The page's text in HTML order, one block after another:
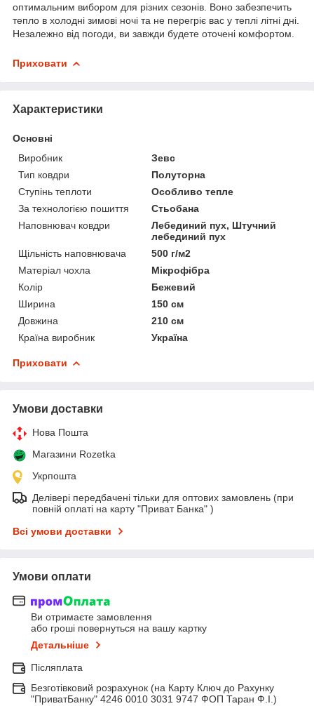
оптимальним вибором для різних сезонів. Воно забезпечить
тепло в холодні зимові ночі та не перегріє вас у теплі літні дні.
Незалежно від погоди, ви завжди будете оточені комфортом.
Приховати
Характеристики
Основні
Виробник
Зевс
Тип ковдри
Полуторна
Ступінь теплоти
Особливо тепле
За технологією пошиття
Стьобана
Наповнювач ковдри
Лебединий пух, Штучний
лебединий пух
Щільність наповнювача
500 г/м2
Матеріал чохла
Мікрофібра
Колір
Бежевий
Ширина
150 см
Довжина
210 см
Країна виробник
Україна
Приховати
Умови доставки
Нова Пошта
Магазини Rozetka
Укрпошта
Делівері передбачені тільки для оптових замовлень (при
повній оплаті на карту "Приват Банка" )
Всі умови доставки
Умови оплати
Ви отримаєте замовлення
або гроші повернуться на вашу картку
Детальніше
Післяплата
Безготівковий розрахунок (на Карту Ключ до Рахунку
"ПриватБанку" 4246 0010 3031 9747 ФОП Таран Ф.І.)